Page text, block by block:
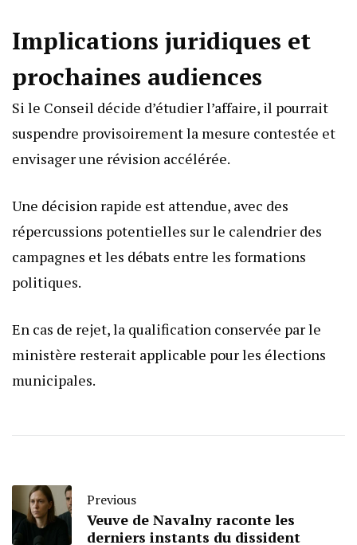
Implications juridiques et
prochaines audiences
Si le Conseil décide d’étudier l’affaire, il pourrait
suspendre provisoirement la mesure contestée et
envisager une révision accélérée.
Une décision rapide est attendue, avec des
répercussions potentielles sur le calendrier des
campagnes et les débats entre les formations
politiques.
En cas de rejet, la qualification conservée par le
ministère resterait applicable pour les élections
municipales.
Previous
Veuve de Navalny raconte les
derniers instants du dissident